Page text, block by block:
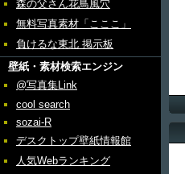
森の父さん花鳥風穴
無料写真素材「こここ」
負けるな東北 掲示板
壁紙・素材検索エンジン
@写真集Link
cool search
sozai-R
デスクトップ壁紙情報館
人気Webランキング